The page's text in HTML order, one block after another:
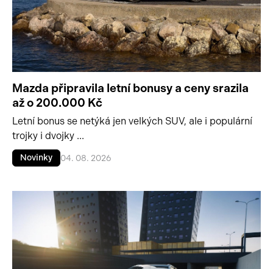
Mazda připravila letní bonusy a ceny srazila
až o 200.000 Kč
Letní bonus se netýká jen velkých SUV, ale i populární
trojky i dvojky ...
Novinky 04. 08. 2026